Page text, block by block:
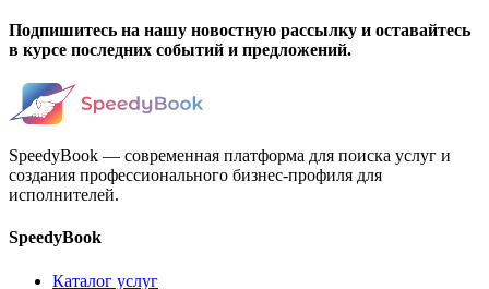
Подпишитесь на нашу новостную рассылку и оставайтесь
в курсе последних событий и предложений.
SpeedyBook — современная платформа для поиска услуг и
создания профессионального бизнес-профиля для
исполнителей.
SpeedyBook
Каталог услуг